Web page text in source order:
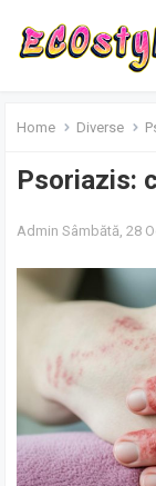
Home Diverse
Psoriazis:
Admin Sâmbătă, 28